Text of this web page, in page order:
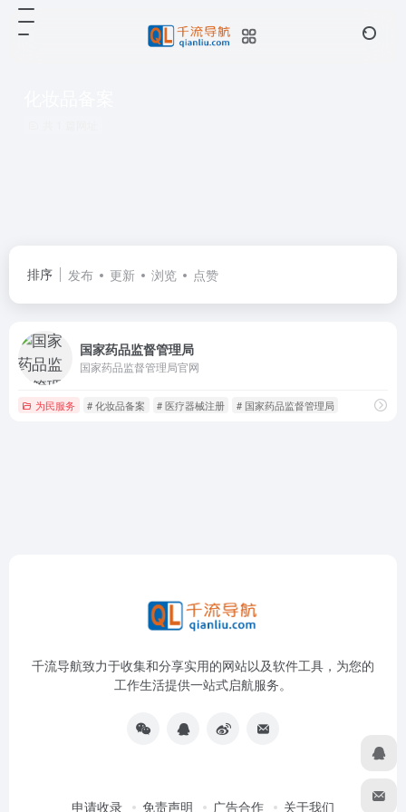
排序 发布 更新 浏览 点赞
国家药品监督管理局
国家药品监督管理局官网
为民服务 # 化妆品备案 # 医疗器械注册 # 国家药品监督管理局
千流导航致力于收集和分享实用的网站以及软件工具，为您的
工作生活提供一站式启航服务。
申请收录 免责声明 广告合作 关于我们